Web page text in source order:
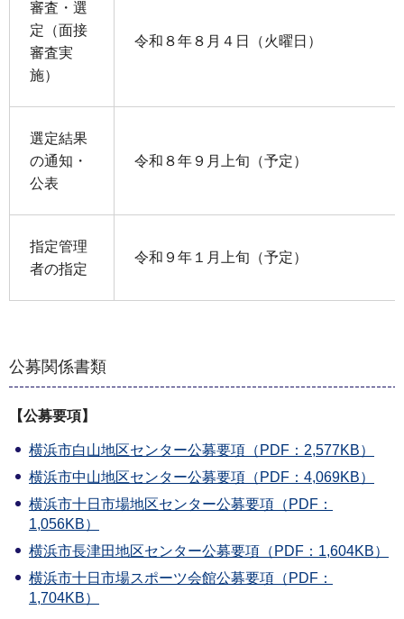
審査・選
定（面接
審査実
施）
令和８年８月４日（火曜日）
選定結果
の通知・
公表
令和８年９月上旬（予定）
指定管理
者の指定
令和９年１月上旬（予定）
公募関係書類
【公募要項】
横浜市白山地区センター公募要項（PDF：2,577KB）
横浜市中山地区センター公募要項（PDF：4,069KB）
横浜市十日市場地区センター公募要項（PDF：
1,056KB）
横浜市長津田地区センター公募要項（PDF：1,604KB）
横浜市十日市場スポーツ会館公募要項（PDF：
1,704KB）